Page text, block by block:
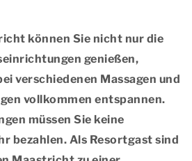
können Sie nicht nur die
genießen,
verschiedenen Massagen und
vollkommen entspannen.
müssen Sie keine
bezahlen. Als Resortgast sind